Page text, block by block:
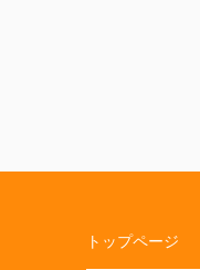
トップページ